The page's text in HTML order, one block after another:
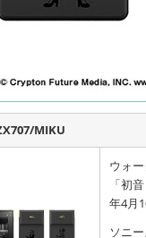
MIKU
ウォ
「初
年4月
ソニ